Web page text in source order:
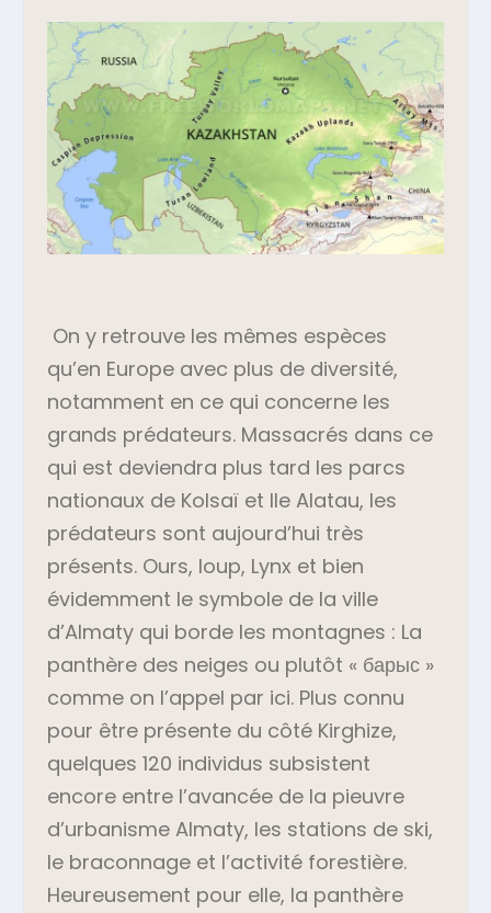
On y retrouve les mêmes espèces
qu’en Europe avec plus de diversité,
notamment en ce qui concerne les
grands prédateurs. Massacrés dans ce
qui est deviendra plus tard les parcs
nationaux de Kolsaï et Ile Alatau, les
prédateurs sont aujourd’hui très
présents. Ours, loup, Lynx et bien
évidemment le symbole de la ville
d’Almaty qui borde les montagnes : La
panthère des neiges ou plutôt « барыс »
comme on l’appel par ici. Plus connu
pour être présente du côté Kirghize,
quelques 120 individus subsistent
encore entre l’avancée de la pieuvre
d’urbanisme Almaty, les stations de ski,
le braconnage et l’activité forestière.
Heureusement pour elle, la panthère